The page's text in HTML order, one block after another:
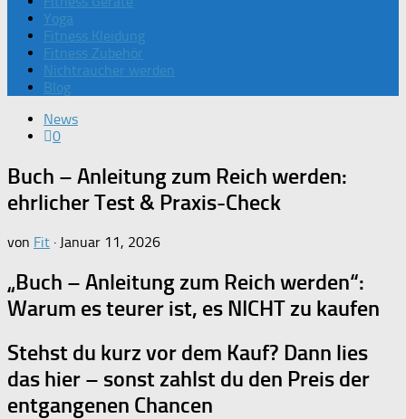
Yoga
Fitness Kleidung
Fitness Zubehör
Nichtraucher werden
Blog
News
0
Buch – Anleitung zum Reich werden:
ehrlicher Test & Praxis-Check
von Fit · Januar 11, 2026
„Buch – Anleitung zum Reich werden“:
Warum es teurer ist, es NICHT zu kaufen
Stehst du kurz vor dem Kauf? Dann lies
das hier – sonst zahlst du den Preis der
entgangenen Chancen